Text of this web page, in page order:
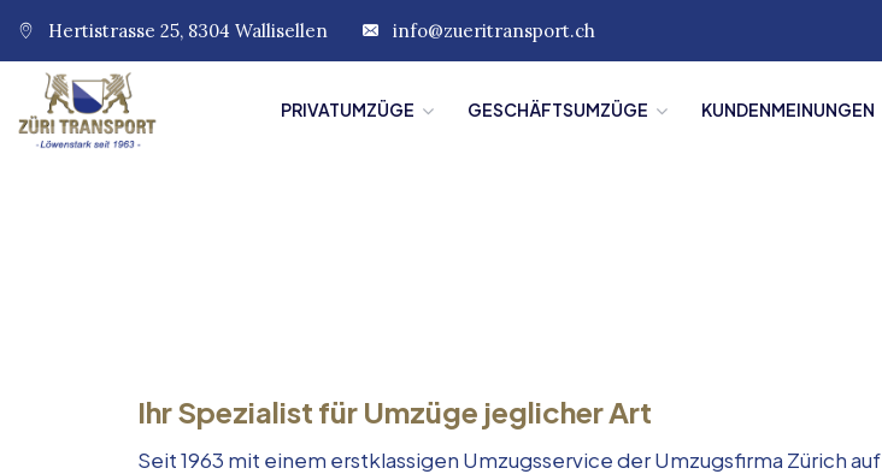
Hertistrasse 25, 8304 Wallisellen info@zueritransport.ch
PRIVATUMZÜGE GESCHÄFTSUMZÜGE KUNDENMEINUNGEN
Ihr Spezialist für Umzüge jeglicher Art
Seit 1963 mit einem erstklassigen Umzugsservice der Umzugsfirma Zürich auf